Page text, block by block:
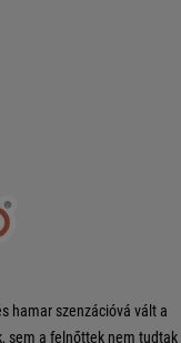
hamar szenzációvá vált a
sem a felnőttek nem tudtak